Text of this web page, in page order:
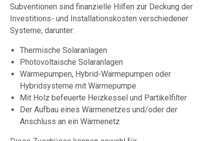
Subventionen sind finanzielle Hilfen zur Deckung der
Investitions- und Installationskosten verschiedener
Systeme, darunter:
Thermische Solaranlagen
Photovoltaische Solaranlagen
Wärmepumpen, Hybrid-Wärmepumpen oder
Hybridsysteme mit Wärmepumpe
Mit Holz befeuerte Heizkessel und Partikelfilter
Der Aufbau eines Wärmenetzes und/oder der
Anschluss an ein Wärmenetz